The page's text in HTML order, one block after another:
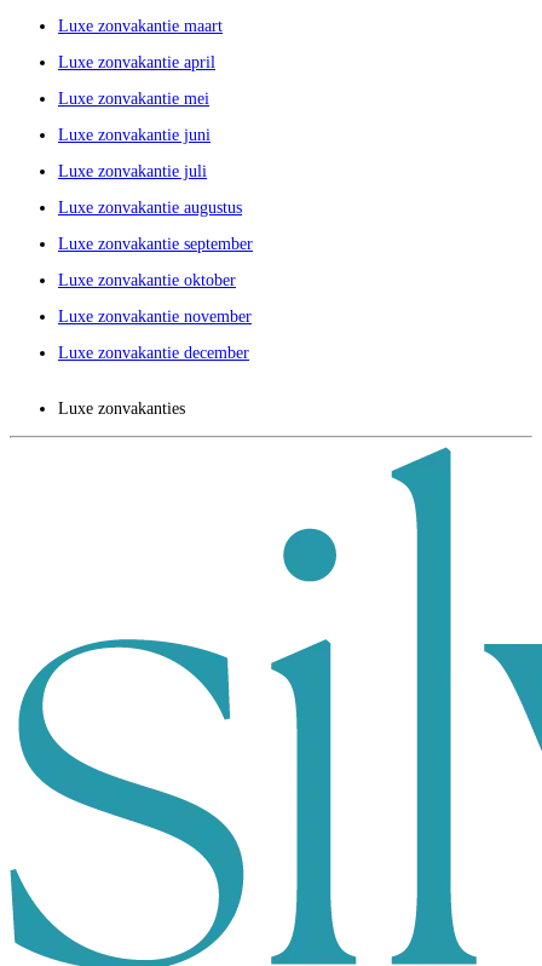
Luxe zonvakantie maart
Luxe zonvakantie april
Luxe zonvakantie mei
Luxe zonvakantie juni
Luxe zonvakantie juli
Luxe zonvakantie augustus
Luxe zonvakantie september
Luxe zonvakantie oktober
Luxe zonvakantie november
Luxe zonvakantie december
Luxe zonvakanties